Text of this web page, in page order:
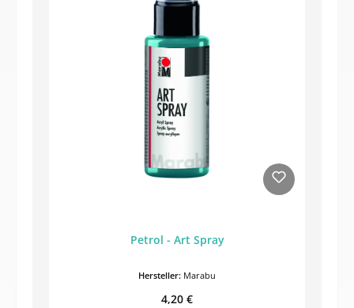
Petrol - Art Spray
Hersteller: Marabu
Regulärer Preis:
4,20 €